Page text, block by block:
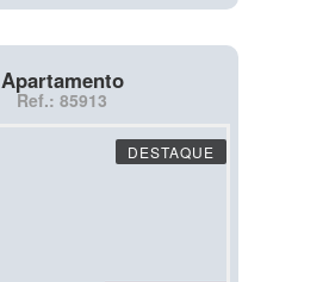
Apartamento
Ref.: 85913
DESTAQUE